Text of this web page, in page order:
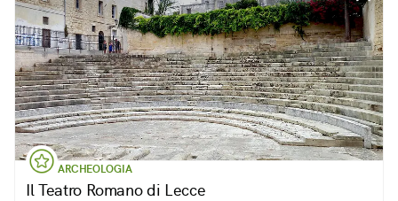
ARCHEOLOGIA
Il Teatro Romano di Lecce